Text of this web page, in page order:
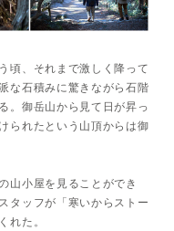
頃、それまで激しく降って
な石積みに驚きながら石階
。御岳山から見て日が昇っ
られたという山頂からは御
山小屋を見ることができ
タッフが「寒いからストー
れた。